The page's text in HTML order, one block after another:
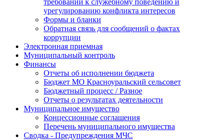
урегулированию конфликта интересов
Формы и бланки
Обратная связь для сообщений о фактах
коррупции
Электронная приемная
Муниципальный контроль
Финансы
Отчеты об исполнении бюджета
Бюджет МО Красноуральский сельсовет
Бюджетный процесс / Разное
Отчеты о результатах деятельности
Муниципальное имущество
Концессионные соглашения
Перечень муниципального имущества
Сводка - Предупреждения МЧС